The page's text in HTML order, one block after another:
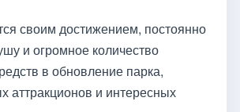
своим достижением, постоянно
и огромное количество
в обновление парка,
аттракционов и интересных